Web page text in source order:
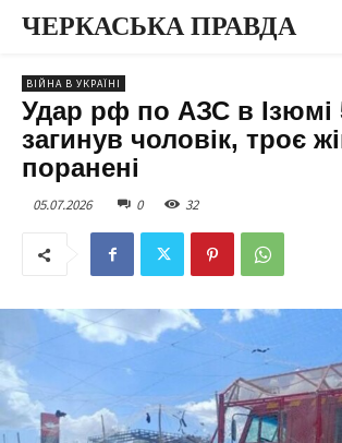
ЧЕРКАСЬКА ПРАВДА
ВІЙНА В УКРАЇНІ
Удар рф по АЗС в Ізюмі
загинув чоловік, троє
поранені
05.07.2026 0 32